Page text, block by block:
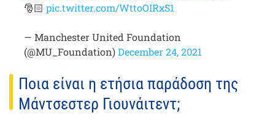
🎅🏻 pic.twitter.com/WttoOIRxS1
— Manchester United Foundation
(@MU_Foundation)December 24, 2021
Ποια είναι η ετήσια παράδοση της
Μάντσεστερ Γιουνάιτεντ;